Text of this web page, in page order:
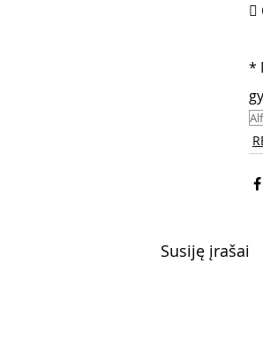

*
Susiję įrašai